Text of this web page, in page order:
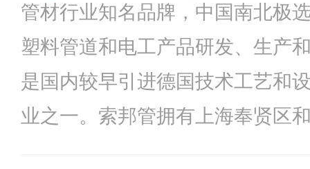
持了良好的合作关系。
管材行业知名品牌，中国南北极
塑料管道和电工产品研发、生产
是国内较早引进德国技术工艺和
业之一。索邦管拥有上海奉贤区